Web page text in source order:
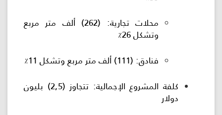
محلات تجارية: (262) ألف متر مربع
وتشكل 26٪
فنادق: (111) ألف متر مربع وتشكل 11٪
كلفة المشروع الإجمالية: تتجاوز (2,5) بليون
دولار